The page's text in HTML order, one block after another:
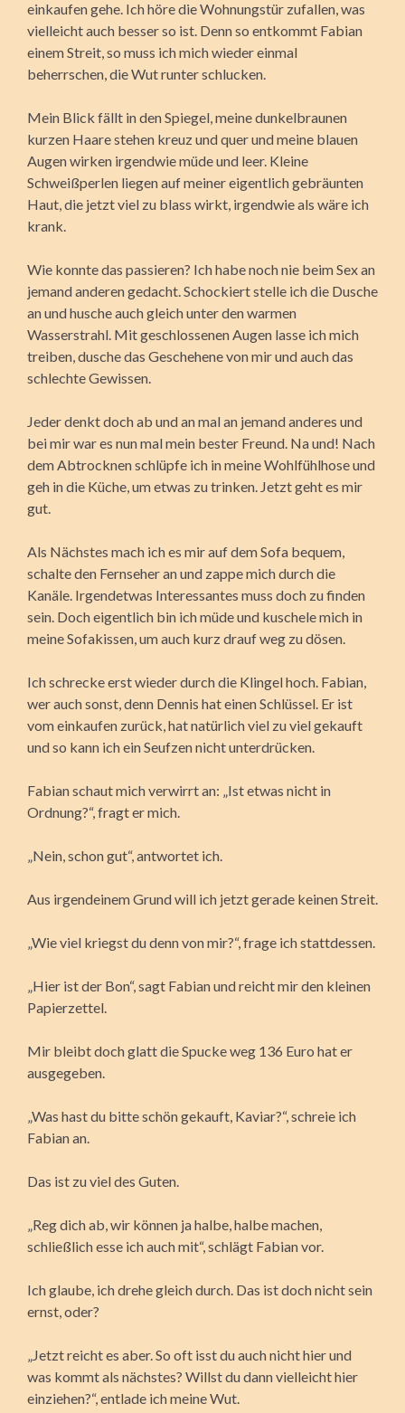
einkaufen gehe. Ich höre die Wohnungstür zufallen, was
vielleicht auch besser so ist. Denn so entkommt Fabian
einem Streit, so muss ich mich wieder einmal
beherrschen, die Wut runter schlucken.
Mein Blick fällt in den Spiegel, meine dunkelbraunen
kurzen Haare stehen kreuz und quer und meine blauen
Augen wirken irgendwie müde und leer. Kleine
Schweißperlen liegen auf meiner eigentlich gebräunten
Haut, die jetzt viel zu blass wirkt, irgendwie als wäre ich
krank.
Wie konnte das passieren? Ich habe noch nie beim Sex an
jemand anderen gedacht. Schockiert stelle ich die Dusche
an und husche auch gleich unter den warmen
Wasserstrahl. Mit geschlossenen Augen lasse ich mich
treiben, dusche das Geschehene von mir und auch das
schlechte Gewissen.
Jeder denkt doch ab und an mal an jemand anderes und
bei mir war es nun mal mein bester Freund. Na und! Nach
dem Abtrocknen schlüpfe ich in meine Wohlfühlhose und
geh in die Küche, um etwas zu trinken. Jetzt geht es mir
gut.
Als Nächstes mach ich es mir auf dem Sofa bequem,
schalte den Fernseher an und zappe mich durch die
Kanäle. Irgendetwas Interessantes muss doch zu finden
sein. Doch eigentlich bin ich müde und kuschele mich in
meine Sofakissen, um auch kurz drauf weg zu dösen.
Ich schrecke erst wieder durch die Klingel hoch. Fabian,
wer auch sonst, denn Dennis hat einen Schlüssel. Er ist
vom einkaufen zurück, hat natürlich viel zu viel gekauft
und so kann ich ein Seufzen nicht unterdrücken.
Fabian schaut mich verwirrt an: „Ist etwas nicht in
Ordnung?“, fragt er mich.
„Nein, schon gut“, antwortet ich.
Aus irgendeinem Grund will ich jetzt gerade keinen Streit.
„Wie viel kriegst du denn von mir?“, frage ich stattdessen.
„Hier ist der Bon“, sagt Fabian und reicht mir den kleinen
Papierzettel.
Mir bleibt doch glatt die Spucke weg 136 Euro hat er
ausgegeben.
„Was hast du bitte schön gekauft, Kaviar?“, schreie ich
Fabian an.
Das ist zu viel des Guten.
„Reg dich ab, wir können ja halbe, halbe machen,
schließlich esse ich auch mit“, schlägt Fabian vor.
Ich glaube, ich drehe gleich durch. Das ist doch nicht sein
ernst, oder?
„Jetzt reicht es aber. So oft isst du auch nicht hier und
was kommt als nächstes? Willst du dann vielleicht hier
einziehen?“, entlade ich meine Wut.